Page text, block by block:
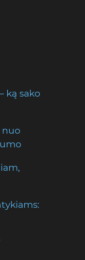
ką sako
nuo